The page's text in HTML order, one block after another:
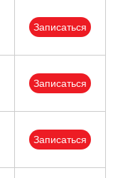
Записаться
Записаться
Записаться